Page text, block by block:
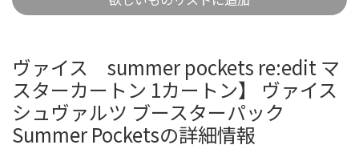
ヴァイス summer pockets re:edit マ
スターカートン 1カートン】 ヴァイス
シュヴァルツ ブースターパック
Summer Pocketsの詳細情報